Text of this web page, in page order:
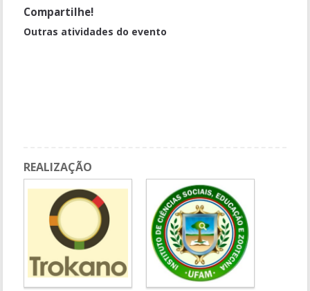
Compartilhe!
Outras atividades do evento
REALIZAÇÃO